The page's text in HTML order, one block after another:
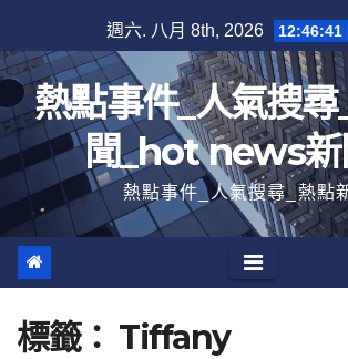
至
內
容
週六. 八月 8th, 2026 12:46:42
熱點事件_人氣搜尋
聞_hot news新
熱點事件_人氣搜尋_熱點
標籤： Tiffany